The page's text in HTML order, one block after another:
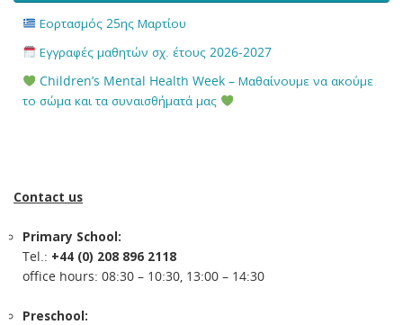
Εορτασμός 25ης Μαρτίου
Εγγραφές μαθητών σχ. έτους 2026-2027
Children’s Mental Health Week – Μαθαίνουμε να ακούμε
το σώμα και τα συναισθήματά μας
Contact us
Primary School:
Tel.: +44 (0) 208 896 2118
office hours: 08:30 – 10:30, 13:00 – 14:30
Preschool: